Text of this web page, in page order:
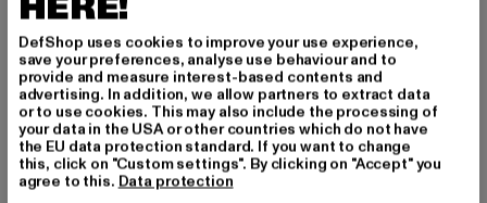
URBAN CLASSICS
Ladies Mid Waist
fra217,20 DKK
Nuværende pris: Fra 217,20 DKK
362,00 DKK Kampagnepris: 362,00 DKK
DEF
Lindo
236,25 DKK
Nuværende pris: 236,25 DKK
315,00 DKK
DefShop uses cookies to improve your use experience,
save your preferences, analyse use behaviour and to
provide and measure interest-based contents and
advertising. In addition, we allow partners to extract data
or to use cookies. This may also include the processing of
your data in the USA or other countries which do not have
the EU data protection standard. If you want to change
this, click on "Custom settings". By clicking on "Accept" you
agree to this. Data protection